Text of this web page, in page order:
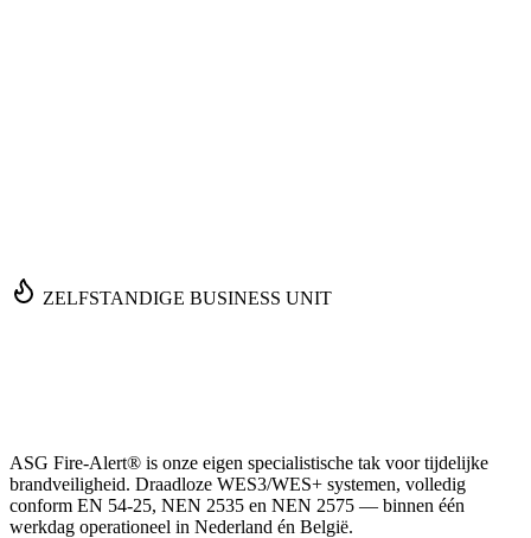
ZELFSTANDIGE BUSINESS UNIT
ASG Fire-Alert® is onze eigen specialistische tak voor tijdelijke
brandveiligheid. Draadloze WES3/WES+ systemen, volledig
conform EN 54-25, NEN 2535 en NEN 2575 — binnen één
werkdag operationeel in Nederland én België.